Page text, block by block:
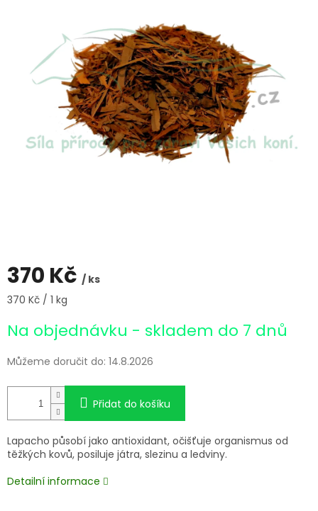
370 Kč / ks
Měrná
370 Kč / 1 kg
Na objednávku - skladem do 7 dnů
Můžeme doručit do: 14.8.2026
Přidat do košíku
Lapacho působí jako antioxidant, očišťuje organismus od
těžkých kovů, posiluje játra, slezinu a ledviny.
Detailní informace